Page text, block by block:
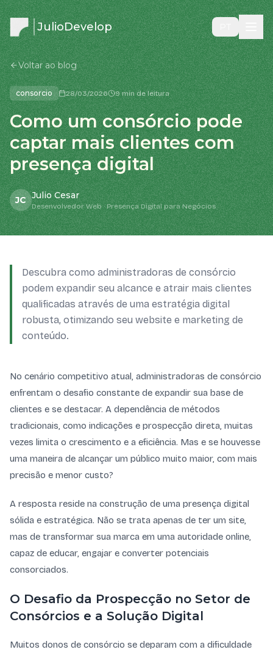
JulioDevelop
Voltar ao blog
consorcio 28/03/2026 9 min de leitura
Como um consórcio pode
captar mais clientes com
presença digital
JC Julio Cesar
Desenvolvedor Web · Presença Digital para Negócios
Descubra como administradoras de consórcio
podem expandir seu alcance e atrair mais clientes
qualificadas através de uma estratégia digital
robusta, otimizando seu website e marketing de
conteúdo.
No cenário competitivo atual, administradoras de consórcio
enfrentam o desafio constante de expandir sua base de
clientes e se destacar. A dependência de métodos
tradicionais, como indicações e prospecção direta, muitas
vezes limita o crescimento e a eficiência. Mas e se houvesse
uma maneira de alcançar um público muito maior, com mais
precisão e menor custo?
A resposta reside na construção de uma presença digital
sólida e estratégica. Não se trata apenas de ter um site,
mas de transformar sua marca em uma autoridade online,
capaz de educar, engajar e converter potenciais
consorciados.
O Desafio da Prospecção no Setor de
Consórcios e a Solução Digital
Muitos donos de consórcio se deparam com a dificuldade